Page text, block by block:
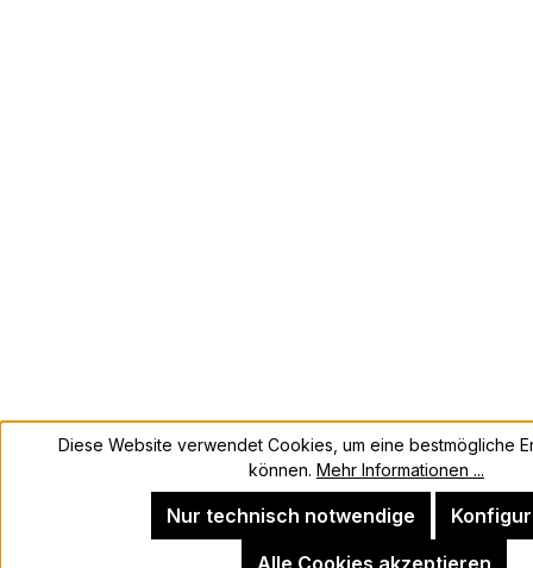
Diese Website verwendet Cookies, um eine bestmögliche
können. Mehr Informationen ...
Nur technisch notwendige
Alle Cookies akzeptieren